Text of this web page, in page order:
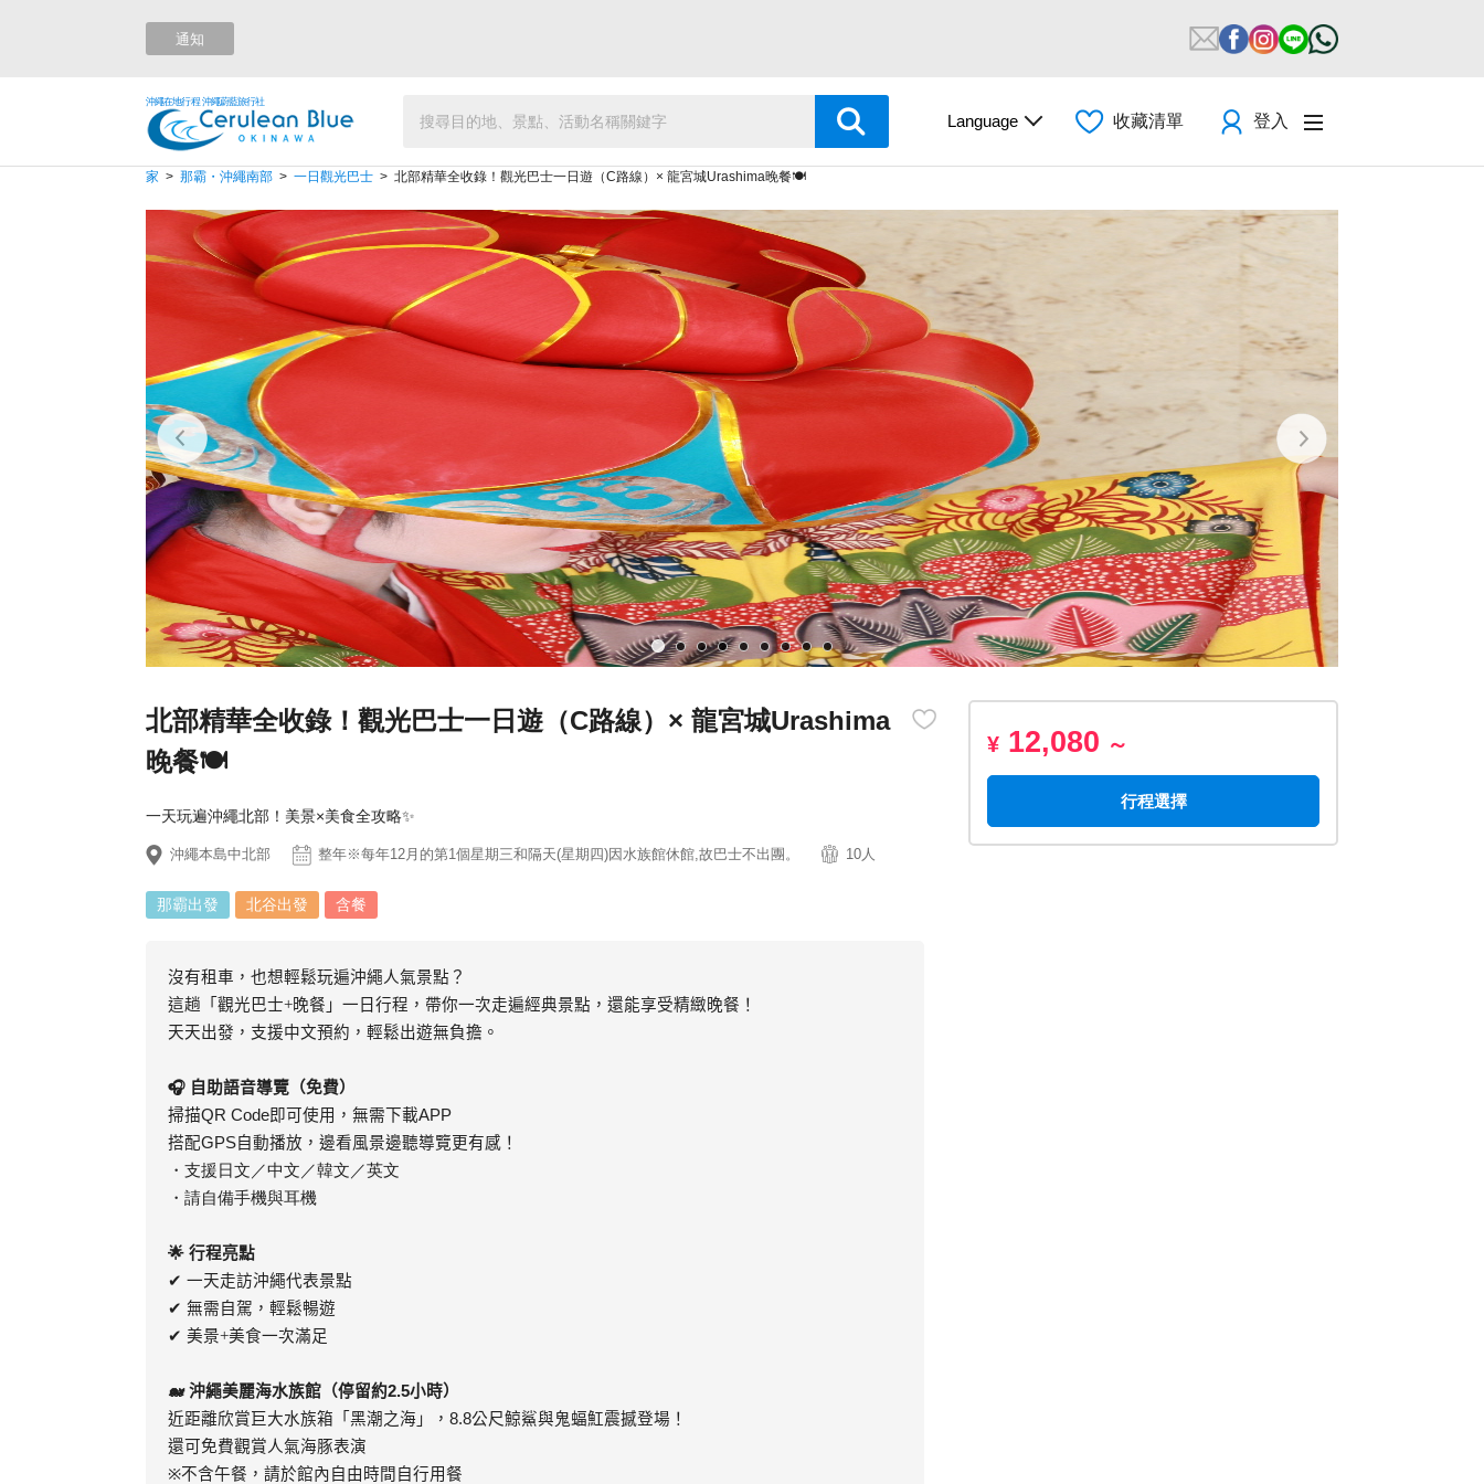
通知
沖繩在地行程 沖繩蔚藍旅行社
Language 收藏清單 登入
家 那霸・沖繩南部 一日觀光巴士 北部精華全收錄！觀光巴士一日遊（C路線）× 龍宮城Urashima晚餐🍽️
北部精華全收錄！觀光巴士一日遊（C路線）× 龍宮城Urashima
晚餐🍽️
一天玩遍沖繩北部！美景×美食全攻略✨
沖繩本島中北部 整年※每年12月的第1個星期三和隔天(星期四)因水族館休館,故巴士不出團。 10人
那霸出發 北谷出發 含餐
沒有租車，也想輕鬆玩遍沖繩人氣景點？
這趟「觀光巴士+晚餐」一日行程，帶你一次走遍經典景點，還能享受精緻晚餐！
天天出發，支援中文預約，輕鬆出遊無負擔。
🎧 自助語音導覽（免費）
掃描QR Code即可使用，無需下載APP
搭配GPS自動播放，邊看風景邊聽導覽更有感！
・支援日文／中文／韓文／英文
・請自備手機與耳機
🌟 行程亮點
✔ 一天走訪沖繩代表景點
✔ 無需自駕，輕鬆暢遊
✔ 美景+美食一次滿足
🐋 沖繩美麗海水族館（停留約2.5小時）
近距離欣賞巨大水族箱「黑潮之海」， 8.8公尺鯨鯊與鬼蝠魟震撼登場！
還可免費觀賞人氣海豚表演
※不含午餐，請於館內自由時間自行用餐
¥ 12,080 ～
行程選擇